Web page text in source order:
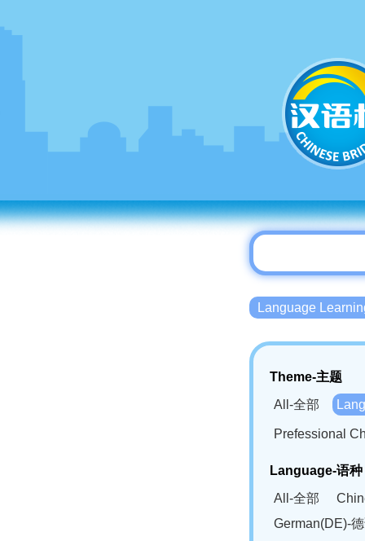
Language
Theme-主题
All-全部
Prefessional
Language-语种
All-全部
German(DE)-